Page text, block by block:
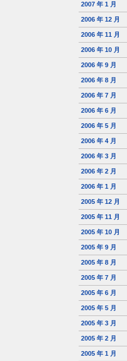
2007 年 1 月
2006 年 12 月
2006 年 11 月
2006 年 10 月
2006 年 9 月
2006 年 8 月
2006 年 7 月
2006 年 6 月
2006 年 5 月
2006 年 4 月
2006 年 3 月
2006 年 2 月
2006 年 1 月
2005 年 12 月
2005 年 11 月
2005 年 10 月
2005 年 9 月
2005 年 8 月
2005 年 7 月
2005 年 6 月
2005 年 5 月
2005 年 3 月
2005 年 2 月
2005 年 1 月